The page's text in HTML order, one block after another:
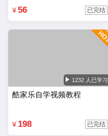
¥ 56 已完结
1232 人已学习
酷家乐自学视频教程
¥ 198 已完结